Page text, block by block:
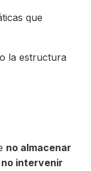
que
la estructura
no almacenar
no intervenir